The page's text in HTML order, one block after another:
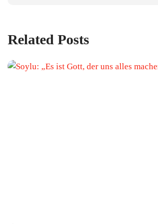
Related Posts